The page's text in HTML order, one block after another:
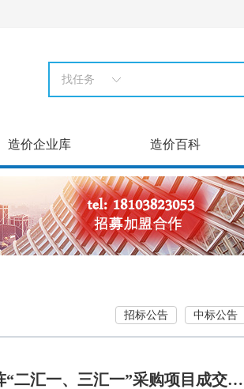
找任务
造价企业库 造价百科
招标公告 中标公告
中国邮政集团有限公司河南省郑州邮区中心西院外场手工矩阵“二汇一、三汇一”采购项目成交候选人公示